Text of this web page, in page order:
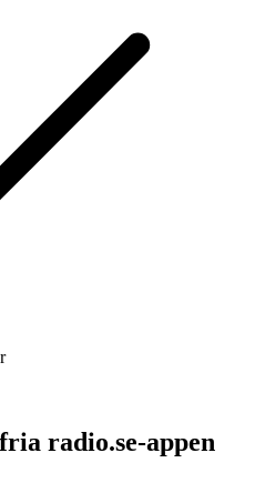
radio.se-appen